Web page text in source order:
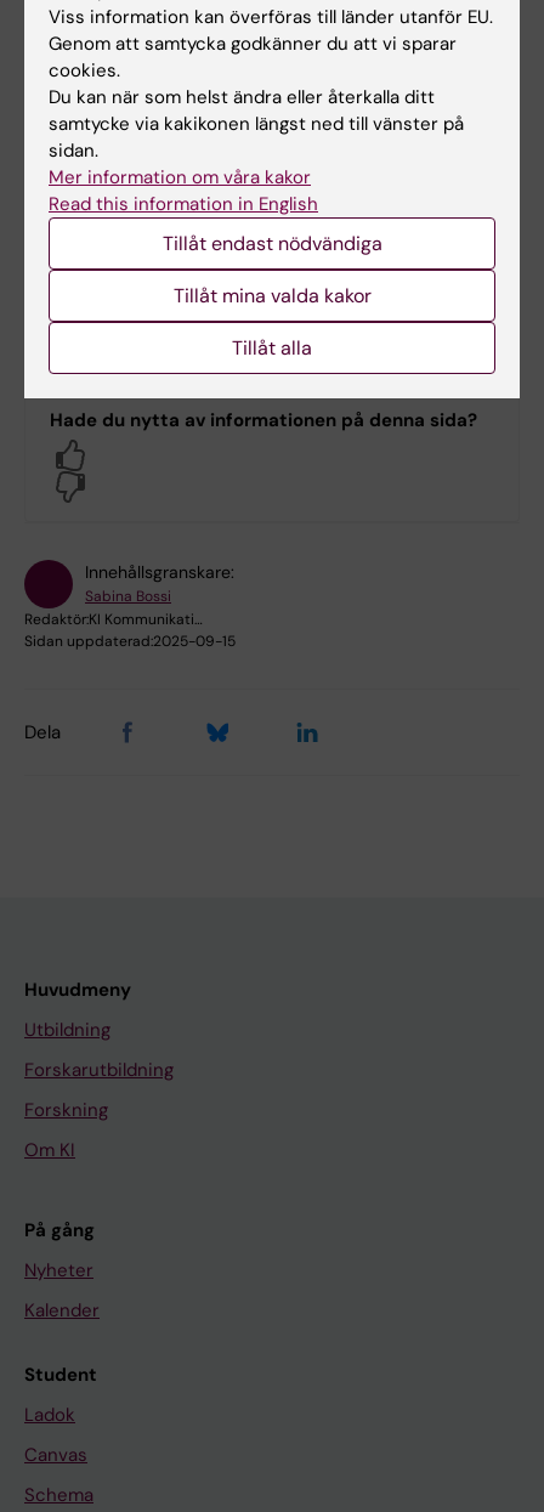
Varje år får närmare 700 personer per år
cancersjukdomen myelom i Sverige. Myelom är en
cancersjukdom som uppstår i benmärgen. Det är
en kronisk sjukdom, vars förlopp skiljer sig mycket
mellan olika individer. Även om sjukdomen inte går
att bota har överlevnaden förbättrats för varje år
de senaste tio åren, tack vare alla nya läkemedel
som har kommit.
Hade du nytta av informationen på denna sida?
Innehållsgranskare:
Sabina Bossi
Redaktör:KI Kommunikati…
Sidan uppdaterad:2025-09-15
Dela
Huvudmeny
Utbildning
Forskarutbildning
Forskning
Om KI
På gång
Nyheter
Kalender
Student
Ladok
Canvas
Schema
Viss information kan överföras till länder utanför EU.
Genom att samtycka godkänner du att vi sparar
cookies.
Du kan när som helst ändra eller återkalla ditt
samtycke via kakikonen längst ned till vänster på
sidan.
Mer information om våra kakor
Read this information in English
Tillåt endast nödvändiga
Tillåt mina valda kakor
Tillåt alla